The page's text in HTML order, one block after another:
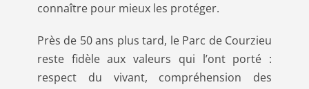
connaître pour mieux les protéger.
Près de 50 ans plus tard, le Parc de Courzieu
reste fidèle aux valeurs qui l’ont porté :
respect du vivant, compréhension des